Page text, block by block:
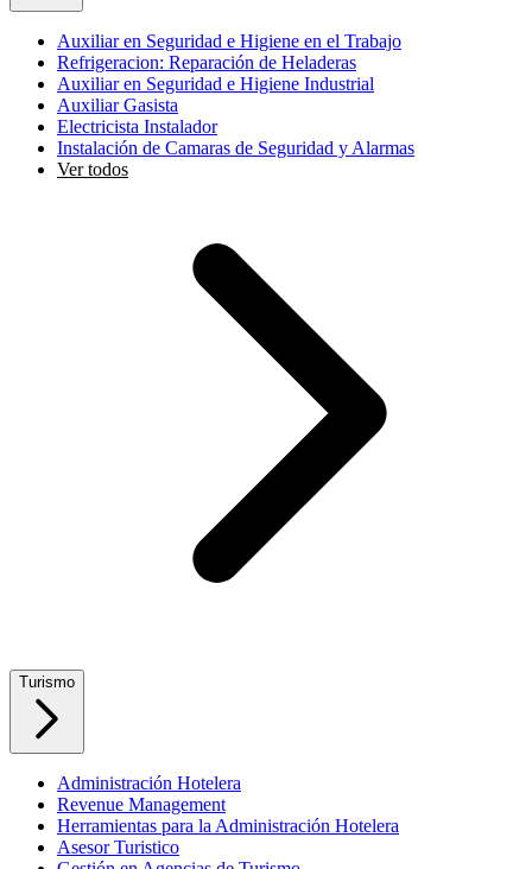
Auxiliar en Seguridad e Higiene en el Trabajo
Refrigeracion: Reparación de Heladeras
Auxiliar en Seguridad e Higiene Industrial
Auxiliar Gasista
Electricista Instalador
Instalación de Camaras de Seguridad y Alarmas
Ver todos
Turismo
Administración Hotelera
Revenue Management
Herramientas para la Administración Hotelera
Asesor Turistico